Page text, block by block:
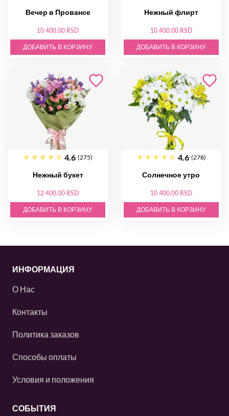
Вечер в Провансе
10 400.00 RSD
ДОБАВИТЬ В КОРЗИНУ
Нежный флирт
10 400.00 RSD
ДОБАВИТЬ В КОРЗИНУ
4.6 (275)
Нежный букет
12 400.00 RSD
ДОБАВИТЬ В КОРЗИНУ
4.6 (278)
Солнечное утро
10 400.00 RSD
ДОБАВИТЬ В КОРЗИНУ
ИНФОРМАЦИЯ
О Нас
Контакты
Политика заказов
Способы оплаты
Условия и положения
СОБЫТИЯ